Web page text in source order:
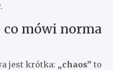
co mówi norma
jest krótka: „chaos” to